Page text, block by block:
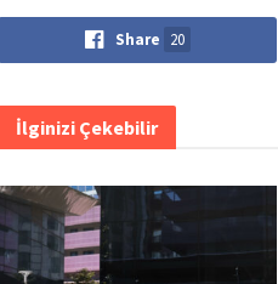
Share 20
İlginizi Çekebilir